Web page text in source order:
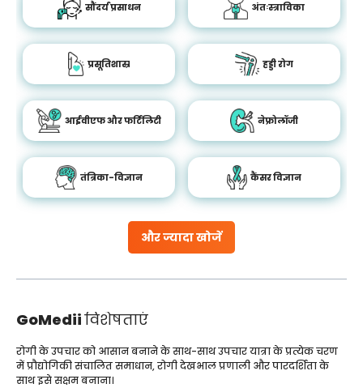
और ज्यादा खोजें
सौंदर्य प्रसाधन अंतःस्त्राविका
प्रसूतिशास्र हड्डी रोग
आईवीएफ और फर्टिलिटी नेफ्रोलॉजी
तंत्रिका-विज्ञान कैंसर विज्ञान
GoMediiविशेषताएं
रोगी के उपचार को आसान बनाने के साथ-साथ उपचार यात्रा के प्रत्येक चरण
में प्रौद्योगिकी संचालित समाधान, रोगी देखभाल प्रणाली और पारदर्शिता के
साथ इसे सक्षम बनाना।